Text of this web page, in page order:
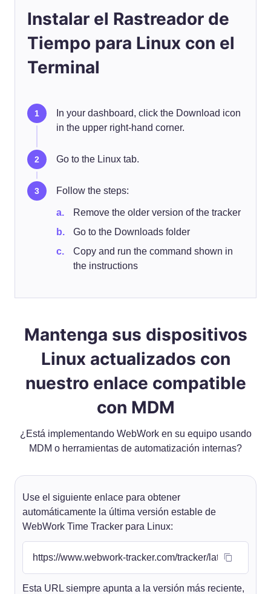
Instalar el Rastreador de
Tiempo para Linux con el
Terminal
In your dashboard, click the Download icon
in the upper right‑hand corner.
Go to the Linux tab.
Follow the steps:
Remove the older version of the tracker
Go to the Downloads folder
Copy and run the command shown in
the instructions
Mantenga sus dispositivos
Linux actualizados con
nuestro enlace compatible
con MDM
¿Está implementando WebWork en su equipo usando
MDM o herramientas de automatización internas?
Use el siguiente enlace para obtener
automáticamente la última versión estable de
WebWork Time Tracker para Linux:
Esta URL siempre apunta a la versión más reciente,